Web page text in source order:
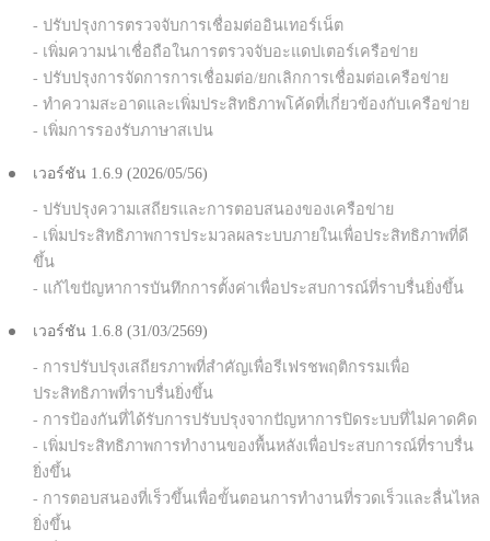
- ปรับปรุงการตรวจจับการเชื่อมต่ออินเทอร์เน็ต
- เพิ่มความน่าเชื่อถือในการตรวจจับอะแดปเตอร์เครือข่าย
- ปรับปรุงการจัดการการเชื่อมต่อ/ยกเลิกการเชื่อมต่อเครือข่าย
- ทำความสะอาดและเพิ่มประสิทธิภาพโค้ดที่เกี่ยวข้องกับเครือข่าย
- เพิ่มการรองรับภาษาสเปน
เวอร์ชัน 1.6.9 (2026/05/56)
- ปรับปรุงความเสถียรและการตอบสนองของเครือข่าย
- เพิ่มประสิทธิภาพการประมวลผลระบบภายในเพื่อประสิทธิภาพที่ดี
ขึ้น
- แก้ไขปัญหาการบันทึกการตั้งค่าเพื่อประสบการณ์ที่ราบรื่นยิ่งขึ้น
เวอร์ชัน 1.6.8 (31/03/2569)
- การปรับปรุงเสถียรภาพที่สำคัญเพื่อรีเฟรชพฤติกรรมเพื่อ
ประสิทธิภาพที่ราบรื่นยิ่งขึ้น
- การป้องกันที่ได้รับการปรับปรุงจากปัญหาการปิดระบบที่ไม่คาดคิด
- เพิ่มประสิทธิภาพการทำงานของพื้นหลังเพื่อประสบการณ์ที่ราบรื่น
ยิ่งขึ้น
- การตอบสนองที่เร็วขึ้นเพื่อขั้นตอนการทำงานที่รวดเร็วและลื่นไหล
ยิ่งขึ้น